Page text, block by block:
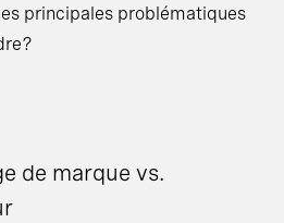
principales problématiques
de marque vs.